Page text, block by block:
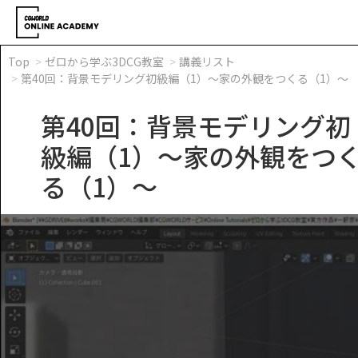
Top ゼロから学ぶ3DCG教室
講義リスト
第40回：背景モデリング初級編（1）～家の外観をつくる（1）～
第40回：背景モデリング初
級編（1）～家の外観をつ
る（1）～